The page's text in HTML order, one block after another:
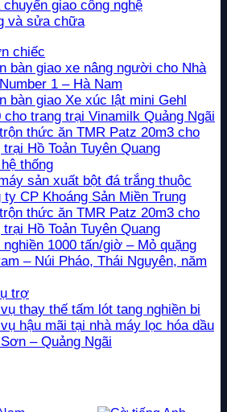
chuyển giao công nghệ
và sửa chữa
chiếc
bàn giao xe nâng người cho Nhà
1 – Hà Nam
bàn giao Xe xúc lật mini Gehl
cho trang trại Vinamilk Quảng Ngãi
thức ăn TMR Patz 20m3 cho
trại Hồ Toản Tuyên Quang
thống
sản xuất bột đá trắng thuộc
ty CP Khoáng Sản Miền Trung
thức ăn TMR Patz 20m3 cho
trại Hồ Toản Tuyên Quang
nghiền 1000 tấn/giờ – Mỏ quặng
– Núi Pháo, Thái Nguyên, năm
trợ
thay thế tấm lót tang nghiền bi
hậu mãi tại nhà máy lọc hóa dầu
– Quảng Ngãi